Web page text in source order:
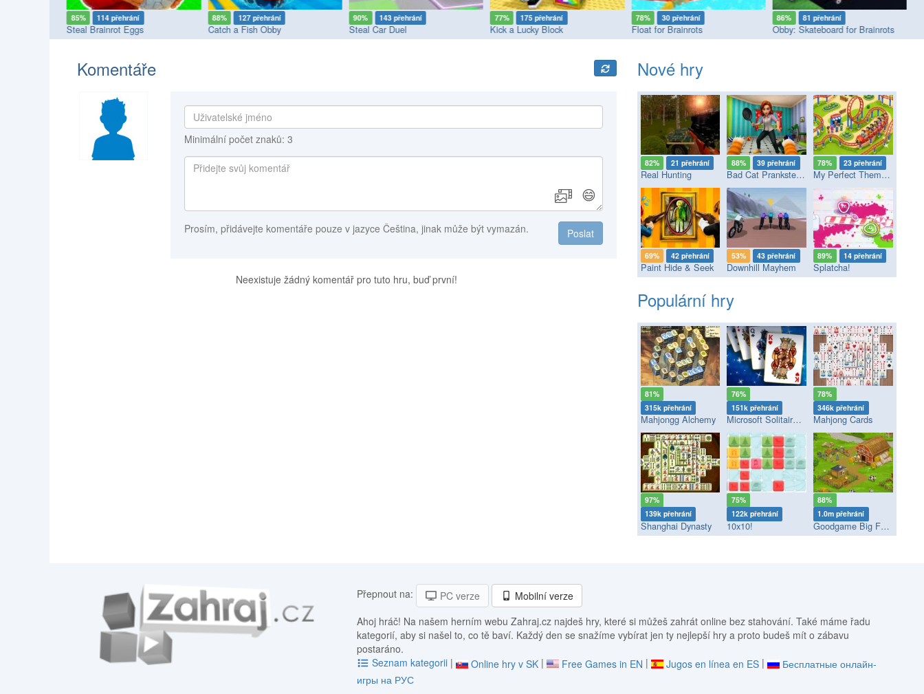
85% 114 přehrání
Steal Brainrot Eggs
88% 127 přehrání
Catch a Fish Obby
90% 143 přehrání
Steal Car Duel
77% 175 přehrání
Kick a Lucky Block
78% 30 přehrání
Float for Brainrots
86% 81 přehrání
Obby: Skateboard for Brainrots
Komentáře
Minimální počet znaků: 3
😄
Poslat
Prosím, přidávejte komentáře pouze v jazyce Čeština, jinak může být vymazán.
Neexistuje žádný komentář pro tuto hru, buď první!
Nové hry
82% 21 přehrání
Real Hunting
88% 39 přehrání
Bad Cat Prankster - Mom’s Return
78% 23 přehrání
My Perfect Theme Park
69% 42 přehrání
Paint Hide & Seek
53% 43 přehrání
Downhill Mayhem
89% 14 přehrání
Splatcha!
Populární hry
81%
315k přehrání
Mahjongg Alchemy
76%
151k přehrání
Microsoft Solitaire Collection
78%
346k přehrání
Mahjong Cards
97%
139k přehrání
Shanghai Dynasty
75%
122k přehrání
10x10!
88%
1.0m přehrání
Goodgame Big Farm
Přepnout na: PC verze
Mobilní verze
Ahoj hráč! Na našem herním webu Zahraj.cz najdeš hry, které si můžeš zahrát online bez stahování. Také máme řadu
kategorií, aby si našel to, co tě baví. Každý den se snažíme vybírat jen ty nejlepší hry a proto budeš mít o zábavu
postaráno.
Seznam kategorii | Online hry v SK | Free Games in EN | Jugos en línea en ES |
Бесплатные онлайн-
игры на РУС